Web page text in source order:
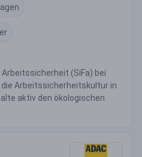
(SiFa) bei
die Arbeitssicherheitskultur in
aktiv den ökologischen